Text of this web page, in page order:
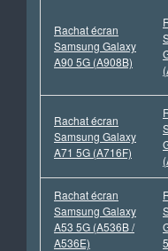
Rachat écran
Samsung Galaxy
A90 5G (A908B)
Rachat écran
Samsung Galaxy
A71 5G (A716F)
Rachat écran
Samsung Galaxy
A53 5G (A536B /
A536E)